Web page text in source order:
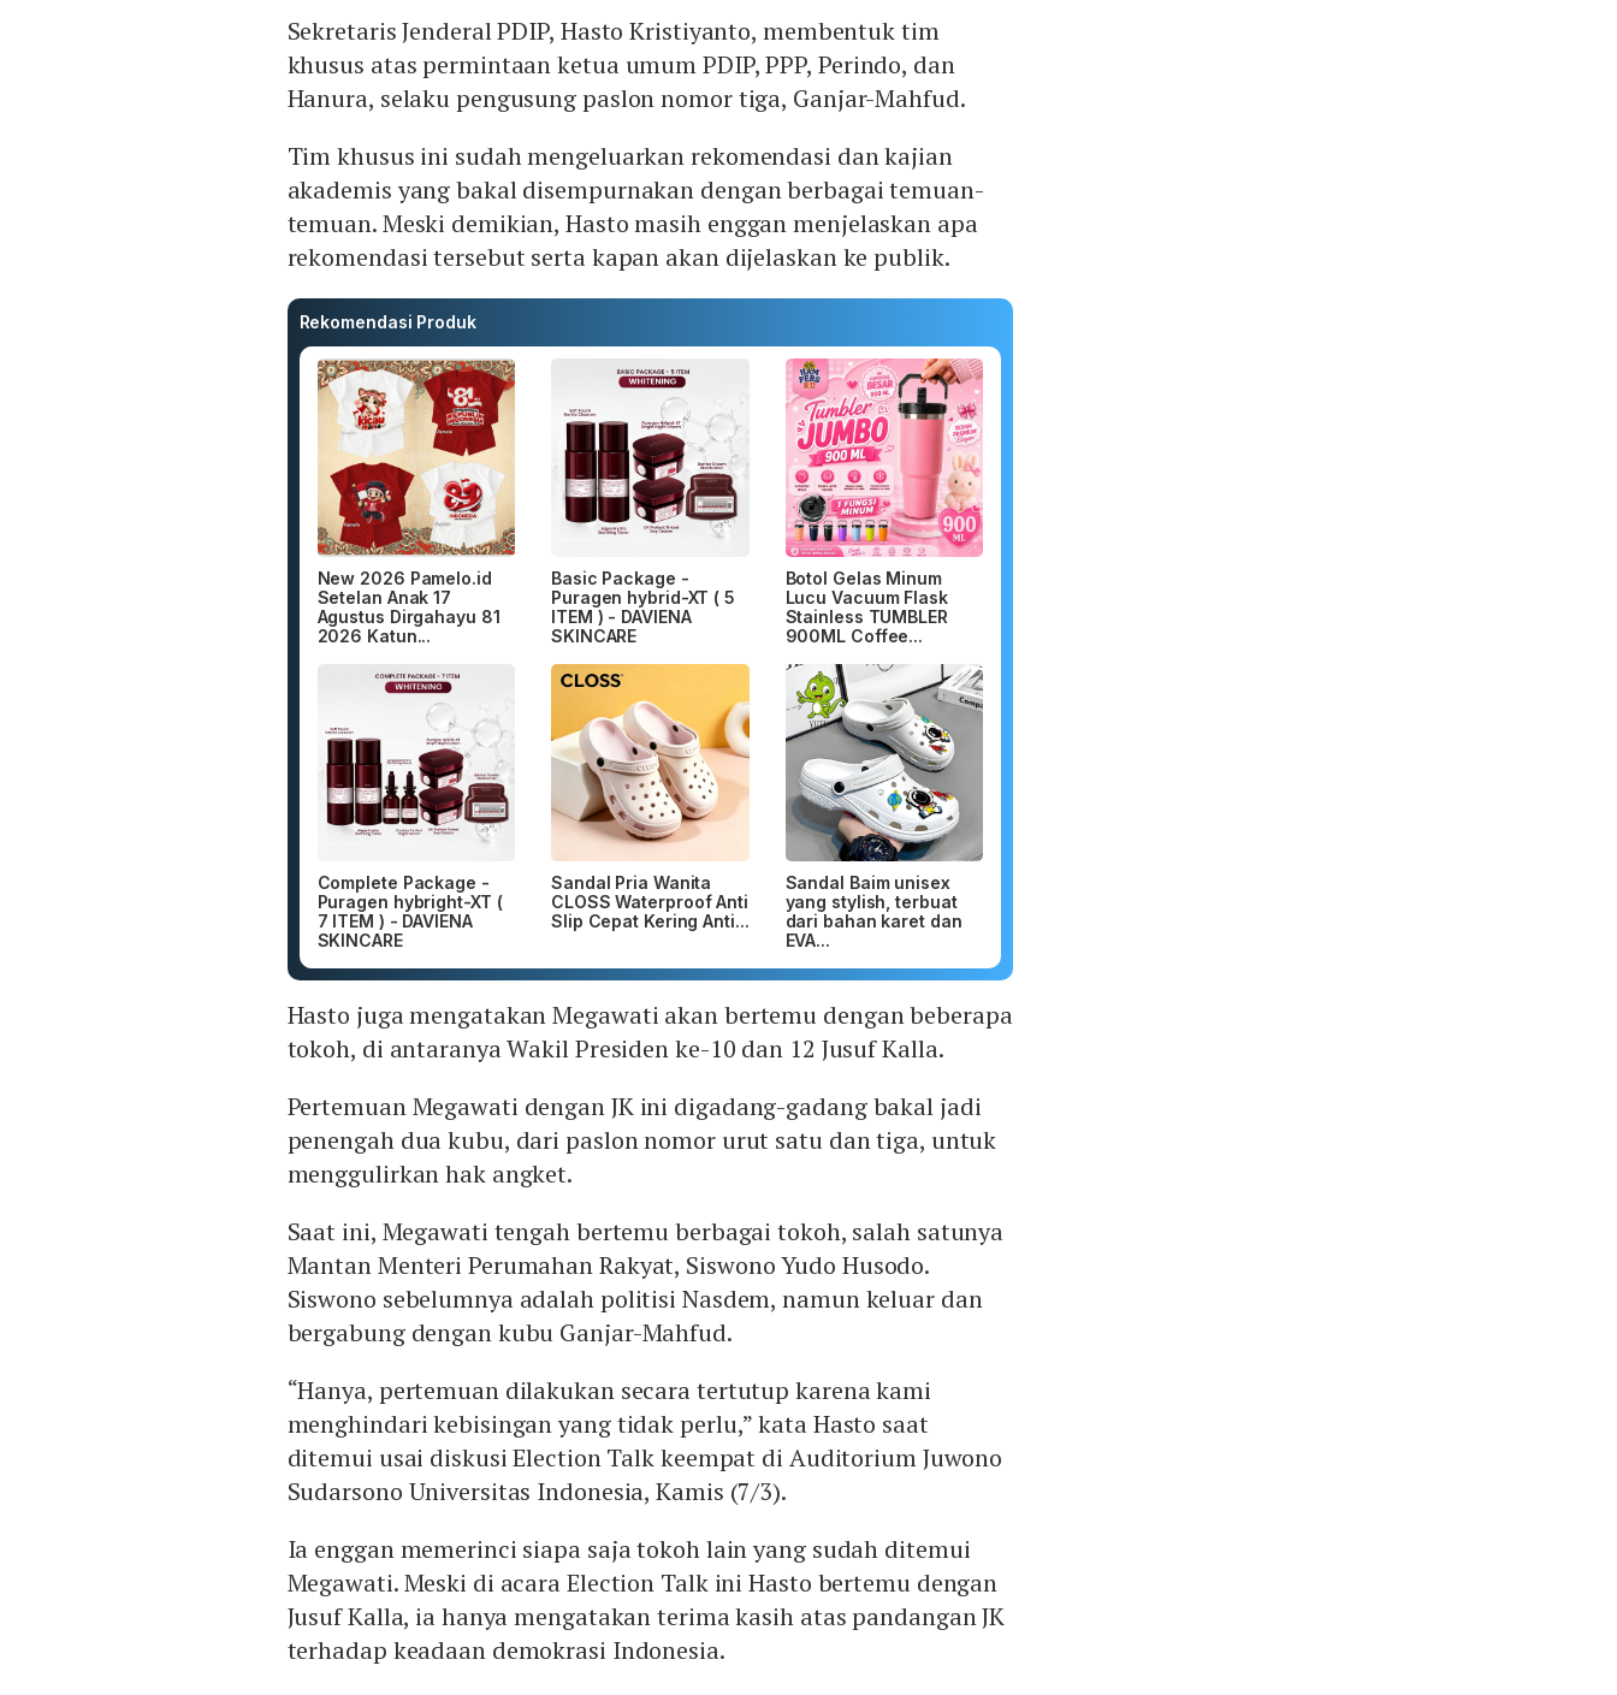
Sekretaris Jenderal PDIP, Hasto Kristiyanto, membentuk tim
khusus atas permintaan ketua umum PDIP, PPP, Perindo, dan
Hanura, selaku pengusung paslon nomor tiga, Ganjar-Mahfud.
Tim khusus ini sudah mengeluarkan rekomendasi dan kajian
akademis yang bakal disempurnakan dengan berbagai temuan-
temuan. Meski demikian, Hasto masih enggan menjelaskan apa
rekomendasi tersebut serta kapan akan dijelaskan ke publik.
Rekomendasi Produk
New 2026 Pamelo.id
Setelan Anak 17
Agustus Dirgahayu 81
2026 Katun...
Basic Package -
Puragen hybrid-XT ( 5
ITEM ) - DAVIENA
SKINCARE
Botol Gelas Minum
Lucu Vacuum Flask
Stainless TUMBLER
900ML Coffee...
Complete Package -
Puragen hybright-XT (
7 ITEM ) - DAVIENA
SKINCARE
Sandal Pria Wanita
CLOSS Waterproof Anti
Slip Cepat Kering Anti...
Sandal Baim unisex
yang stylish, terbuat
dari bahan karet dan
EVA...
Hasto juga mengatakan Megawati akan bertemu dengan beberapa
tokoh, di antaranya Wakil Presiden ke-10 dan 12 Jusuf Kalla.
Pertemuan Megawati dengan JK ini digadang-gadang bakal jadi
penengah dua kubu, dari paslon nomor urut satu dan tiga, untuk
menggulirkan hak angket.
Saat ini, Megawati tengah bertemu berbagai tokoh, salah satunya
Mantan Menteri Perumahan Rakyat, Siswono Yudo Husodo.
Siswono sebelumnya adalah politisi Nasdem, namun keluar dan
bergabung dengan kubu Ganjar-Mahfud.
“Hanya, pertemuan dilakukan secara tertutup karena kami
menghindari kebisingan yang tidak perlu,” kata Hasto saat
ditemui usai diskusi Election Talk keempat di Auditorium Juwono
Sudarsono Universitas Indonesia, Kamis (7/3).
Ia enggan memerinci siapa saja tokoh lain yang sudah ditemui
Megawati. Meski di acara Election Talk ini Hasto bertemu dengan
Jusuf Kalla, ia hanya mengatakan terima kasih atas pandangan JK
terhadap keadaan demokrasi Indonesia.